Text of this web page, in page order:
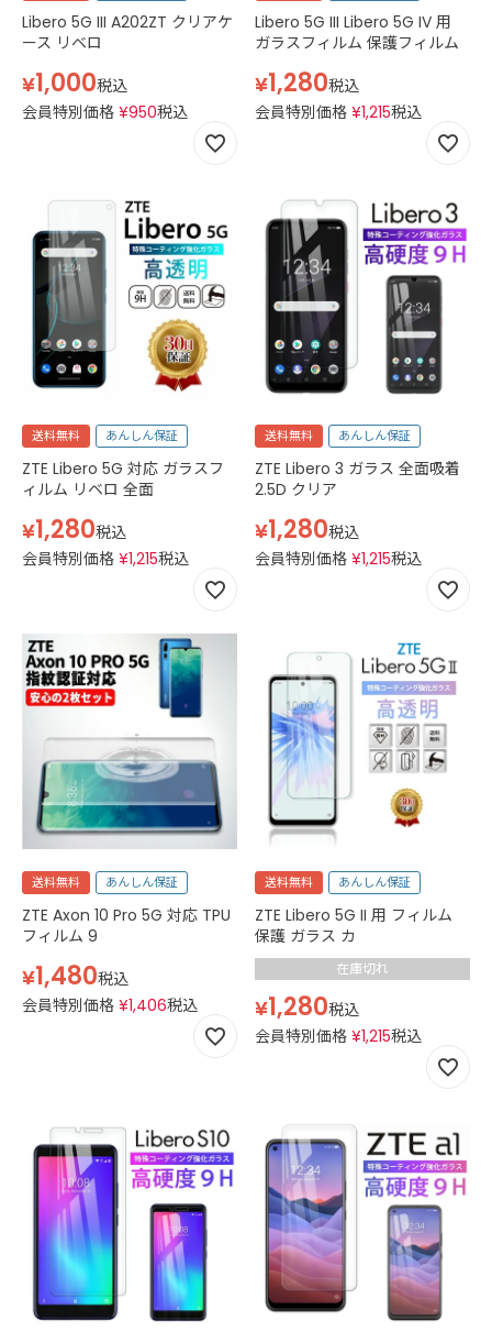
Libero 5G III A202ZT クリアケ
ース リベロ
¥1,000税込
会員特別価格 ¥950税込
Libero 5G III Libero 5G IV 用
ガラスフィルム 保護フィルム
¥1,280税込
会員特別価格 ¥1,215税込
送料無料 あんしん保証
ZTE Libero 5G 対応 ガラスフ
ィルム リベロ 全面
¥1,280税込
会員特別価格 ¥1,215税込
送料無料 あんしん保証
ZTE Libero 3 ガラス 全面吸着
2.5D クリア
¥1,280税込
会員特別価格 ¥1,215税込
送料無料 あんしん保証
ZTE Axon 10 Pro 5G 対応 TPU
フィルム 9
¥1,480税込
会員特別価格 ¥1,406税込
送料無料 あんしん保証
ZTE Libero 5G II 用 フィルム
保護 ガラス カ
在庫切れ
¥1,280税込
会員特別価格 ¥1,215税込